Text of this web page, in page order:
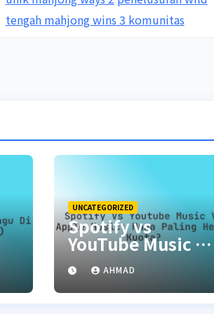
tengah mahjong wins 3 komunitas
UNCATEGORIZED
Spotify vs
YouTube Music vs
Apple Music:
Mana Paling
Hemat Kuota?
AHMAD